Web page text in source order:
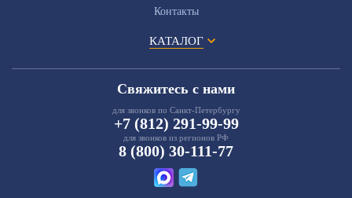
Контакты
КАТАЛОГ
Свяжитесь с нами
для звонков по Санкт-Петербургу
+7 (812) 291-99-99
для звонков из регионов РФ
8 (800) 30-111-77